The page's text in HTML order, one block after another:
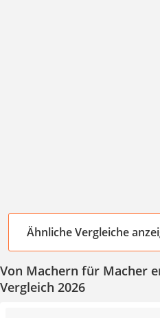
Ähnliche Vergleiche
Von Machern für Macher
Vergleich 2026